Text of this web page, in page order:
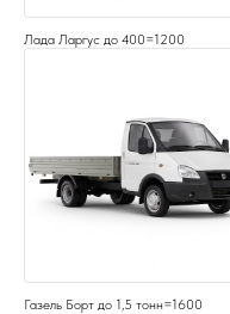
Лада Ларгус до 400=1200
Газель Борт до 1,5 тонн=1600